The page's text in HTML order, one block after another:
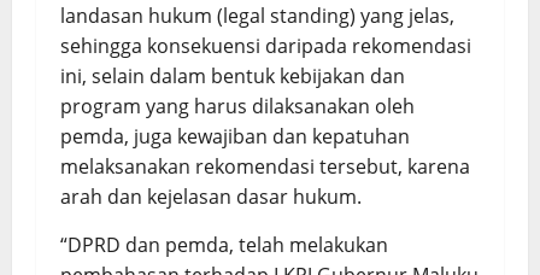
landasan hukum (legal standing) yang jelas,
sehingga konsekuensi daripada rekomendasi
ini, selain dalam bentuk kebijakan dan
program yang harus dilaksanakan oleh
pemda, juga kewajiban dan kepatuhan
melaksanakan rekomendasi tersebut, karena
arah dan kejelasan dasar hukum.
“DPRD dan pemda, telah melakukan